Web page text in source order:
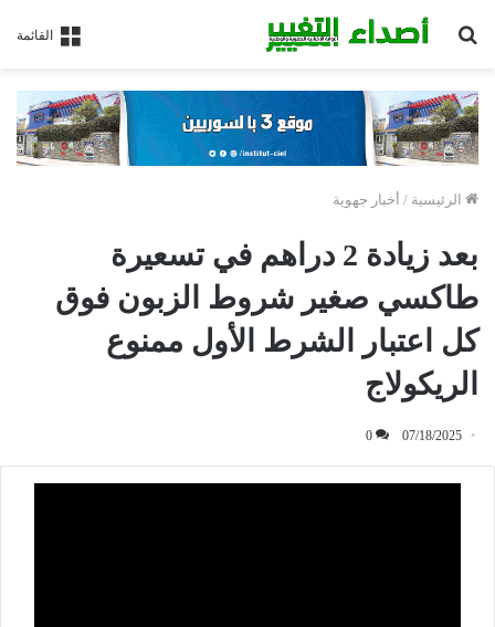
القائمة
الرئيسية / أخبار جهوية
بعد زيادة 2 دراهم في تسعيرة
طاكسي صغير شروط الزبون فوق
كل اعتبار الشرط الأول ممنوع
الريكولاج
07/18/2025
0